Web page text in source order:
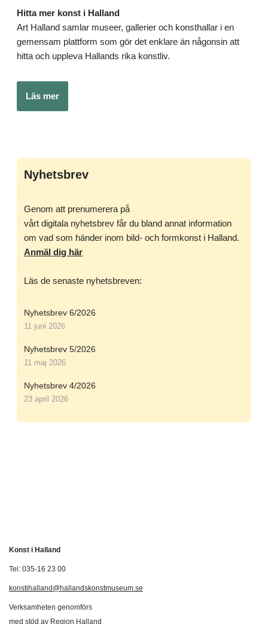
Hitta mer konst i Halland
Art Halland samlar museer, gallerier och konsthallar i en
gemensam plattform som gör det enklare än någonsin att
hitta och uppleva Hallands rika konstliv.
Läs mer
Nyhetsbrev
Genom att prenumerera på
vårt digitala nyhetsbrev får du bland annat information
om vad som händer inom bild- och formkonst i Halland.
Anmäl dig här
Läs de senaste nyhetsbreven:
Nyhetsbrev 6/2026
11 juni 2026
Nyhetsbrev 5/2026
11 maj 2026
Nyhetsbrev 4/2026
23 april 2026
Konst i Halland
Tel: 035-16 23 00
konstihalland@hallandskonstmuseum.se
Verksamheten genomförs
med stöd av Region Halland